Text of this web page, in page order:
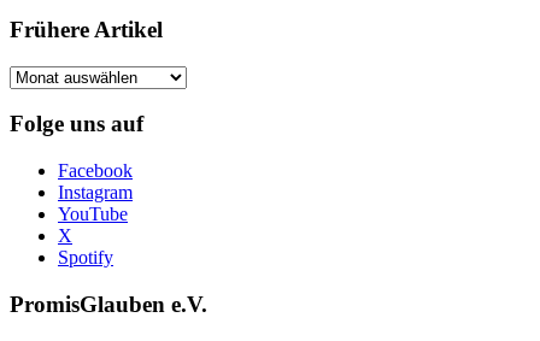
Frühere Artikel
Frühere
Folge uns auf
Facebook
Instagram
YouTube
X
Spotify
PromisGlauben e.V.